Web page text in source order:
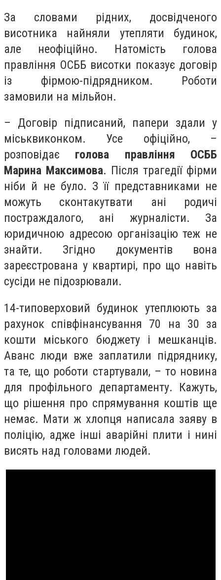
За словами рідних, досвідченого
висотника найняли утепляти будинок,
але неофіційно. Натомість голова
правління ОСББ висотки показує договір
із фірмою-підрядником. Роботи
замовили на мільйон.
– Договір підписаний, папери здали у
міськвиконком. Усе офіційно, –
розповідає голова правління ОСББ
Марина Максимова. Після трагедії фірми
ніби й не було. З її представниками не
можуть сконтакутвати ані родичі
постраждалого, ані журналісти. За
юридичною адресою організацію теж не
знайти. Згідно документів вона
зареєстрована у квартирі, про що навіть
сусіди не підозрювали.
14-типоверховий будинок утеплюють за
рахунок співфінансування 70 на 30 за
кошти міського бюджету і мешканців.
Аванс люди вже заплатили підряднику,
та те, що роботи стартували, – то новина
для профільного департаменту. Кажуть,
що рішення про спрямування коштів ще
немає. Мати ж хлопця написала заяву в
поліцію, адже інші аварійні плити і нині
висять над головами людей.